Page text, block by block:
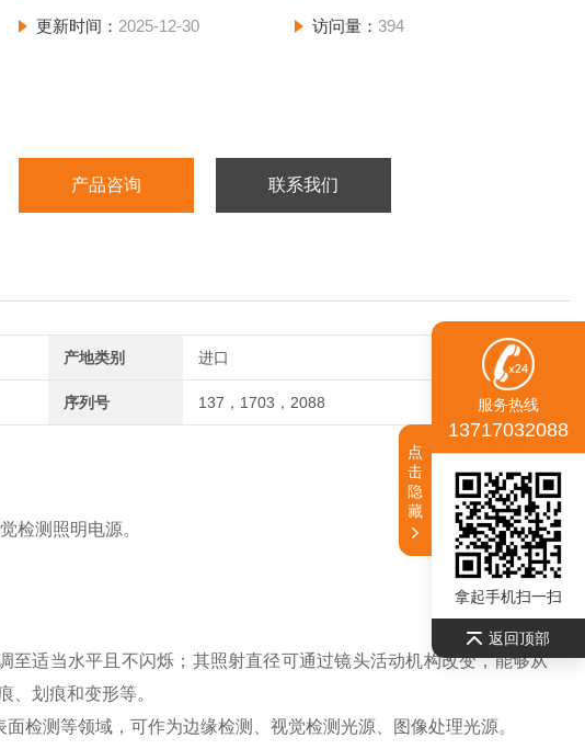
更新时间： 2025-12-30 访问量： 394
产品咨询 联系我们
产地类别 进口
序列号 137，1703，2088
检测照明电源。
至适当水平且不闪烁；其照射直径可通过镜头活动机构改变，能够从
、划痕和变形等。
检测等领域，可作为边缘检测、视觉检测光源、图像处理光源。
服务热线
13717032088
拿起手机扫一扫
返回顶部
点
击
隐
藏